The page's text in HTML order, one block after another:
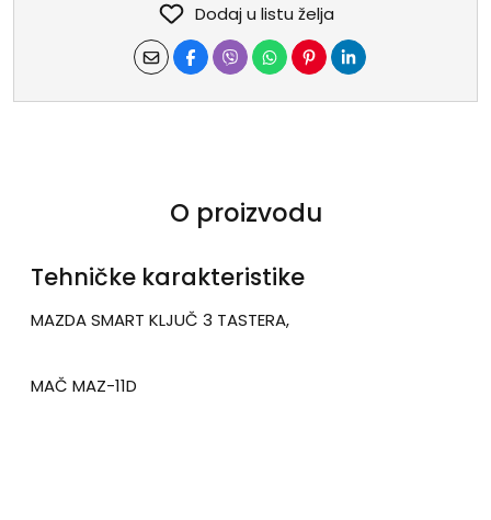
Dodaj u listu želja
O proizvodu
Tehničke karakteristike
MAZDA SMART KLJUČ 3 TASTERA,
MAČ MAZ-11D